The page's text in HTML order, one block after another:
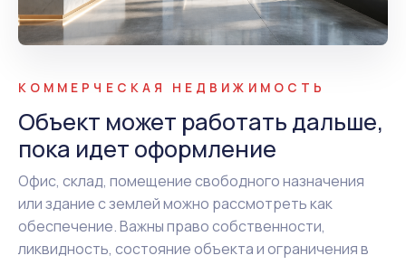
КОММЕРЧЕСКАЯ НЕДВИЖИМОСТЬ
Объект может работать дальше,
пока идет оформление
Офис, склад, помещение свободного назначения
или здание с землей можно рассмотреть как
обеспечение. Важны право собственности,
ликвидность, состояние объекта и ограничения в